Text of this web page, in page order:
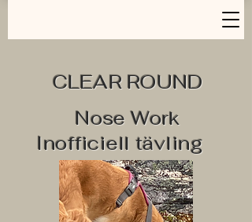
CLEAR ROUND
Nose Work
Inofficiell tävling